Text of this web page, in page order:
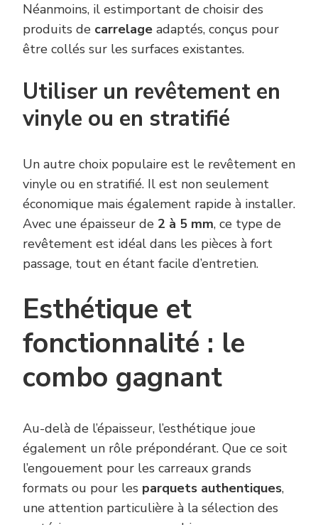
Néanmoins, il estimportant de choisir des
produits de carrelage adaptés, conçus pour
être collés sur les surfaces existantes.
Utiliser un revêtement en
vinyle ou en stratifié
Un autre choix populaire est le revêtement en
vinyle ou en stratifié. Il est non seulement
économique mais également rapide à installer.
Avec une épaisseur de 2 à 5 mm, ce type de
revêtement est idéal dans les pièces à fort
passage, tout en étant facile d’entretien.
Esthétique et
fonctionnalité : le
combo gagnant
Au-delà de l’épaisseur, l’esthétique joue
également un rôle prépondérant. Que ce soit
l’engouement pour les carreaux grands
formats ou pour les parquets authentiques,
une attention particulière à la sélection des